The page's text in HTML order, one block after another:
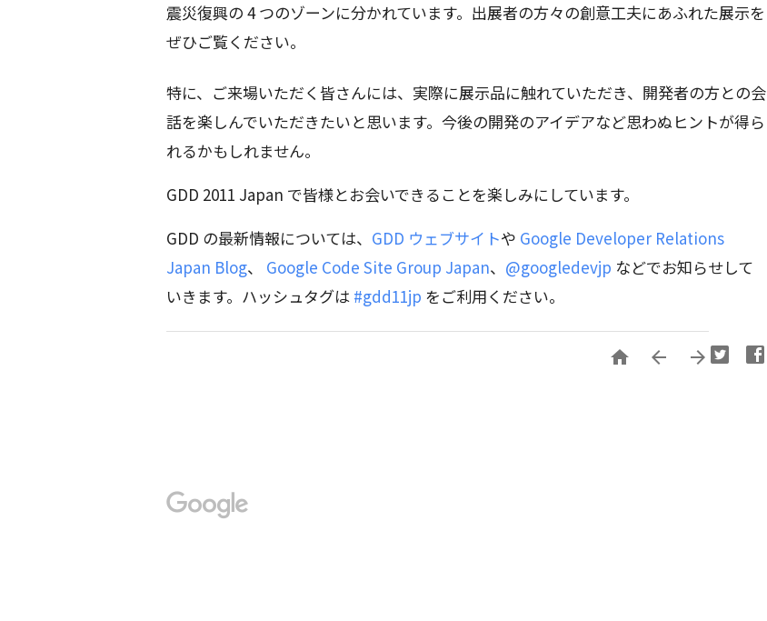
震災復興の 4 つのゾーンに分かれています。出展者の方々の創意工夫にあふれた展示を
ぜひご覧ください。
特に、ご来場いただく皆さんには、実際に展示品に触れていただき、開発者の方との会
話を楽しんでいただきたいと思います。今後の開発のアイデアなど思わぬヒントが得ら
れるかもしれません。
GDD 2011 Japan で皆様とお会いできることを楽しみにしています。
GDD の最新情報については、 GDD ウェブサイトや Google Developer Relations
Japan Blog、 Google Code Site Group Japan、 @googledevjp などでお知らせして
いきます。ハッシュタグは #gdd11jp をご利用ください。
  